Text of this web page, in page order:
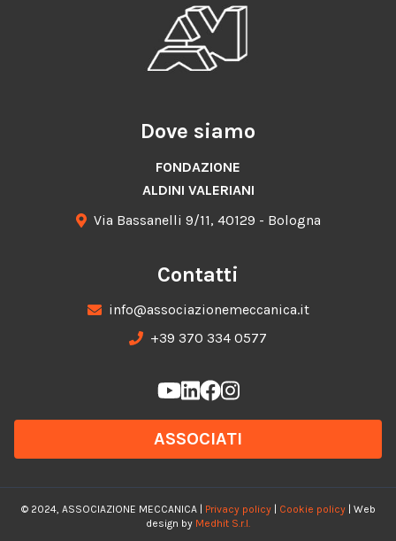
Dove siamo
FONDAZIONE
ALDINI VALERIANI
Via Bassanelli 9/11, 40129 - Bologna
Contatti
info@associazionemeccanica.it
+39 370 334 0577
ASSOCIATI
© 2024, ASSOCIAZIONE MECCANICA | Privacy policy| Cookie policy| Web
design by Medhit S.r.l.